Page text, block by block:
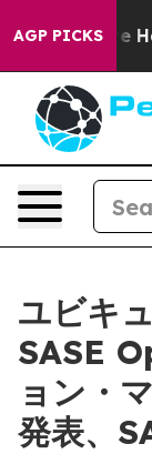
AGP PICKS
to Abate
ユビキ
SASE
ョン・
発表、